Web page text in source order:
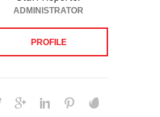
ADMINISTRATOR
PROFILE